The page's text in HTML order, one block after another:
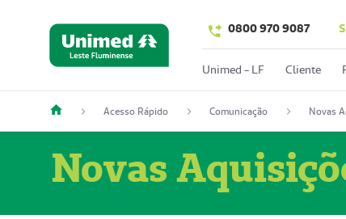
0800 970 9087
Unimed - LF Cliente
Acesso Rápido Comunicação Novas
Novas